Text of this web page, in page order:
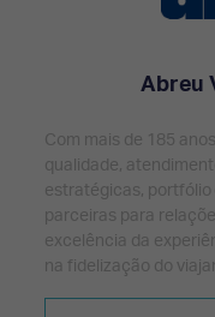
Abreu
Com mais de 185
qualidade,
estratégicas, portfólio
parceiras para
excelência da
na fidelização do